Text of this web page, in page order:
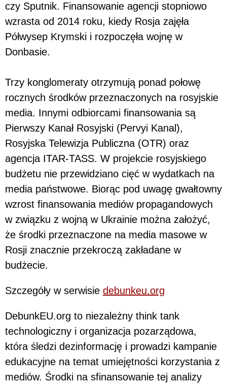
czy Sputnik. Finansowanie agencji stopniowo
wzrasta od 2014 roku, kiedy Rosja zajęła
Półwysep Krymski i rozpoczęła wojnę w
Donbasie.
Trzy konglomeraty otrzymują ponad połowę
rocznych środków przeznaczonych na rosyjskie
media. Innymi odbiorcami finansowania są
Pierwszy Kanał Rosyjski (Pervyi Kanal),
Rosyjska Telewizja Publiczna (OTR) oraz
agencja ITAR-TASS. W projekcie rosyjskiego
budżetu nie przewidziano cięć w wydatkach na
media państwowe. Biorąc pod uwagę gwałtowny
wzrost finansowania mediów propagandowych
w związku z wojną w Ukrainie można założyć,
że środki przeznaczone na media masowe w
Rosji znacznie przekroczą zakładane w
budżecie.
Szczegóły w serwisie debunkeu.org
DebunkEU.org to niezależny think tank
technologiczny i organizacja pozarządowa,
która śledzi dezinformację i prowadzi kampanie
edukacyjne na temat umiejętności korzystania z
mediów. Środki na sfinansowanie tej analizy